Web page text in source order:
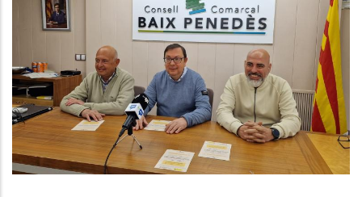
El CCBP Impulsa El Programa
Consolida’t Amb La Col·laboració
Dels Gremis De La Comarca
Ocupació P. econòmica